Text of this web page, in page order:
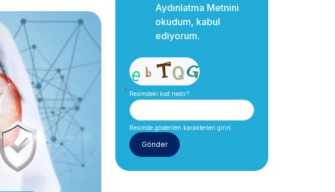
Aydınlatma Metnini
okudum, kabul
ediyorum.
Resimdeki kod nedir?
Resimde gösterilen karakterleri girin.